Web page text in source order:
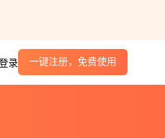
录 一键注册，免费使用